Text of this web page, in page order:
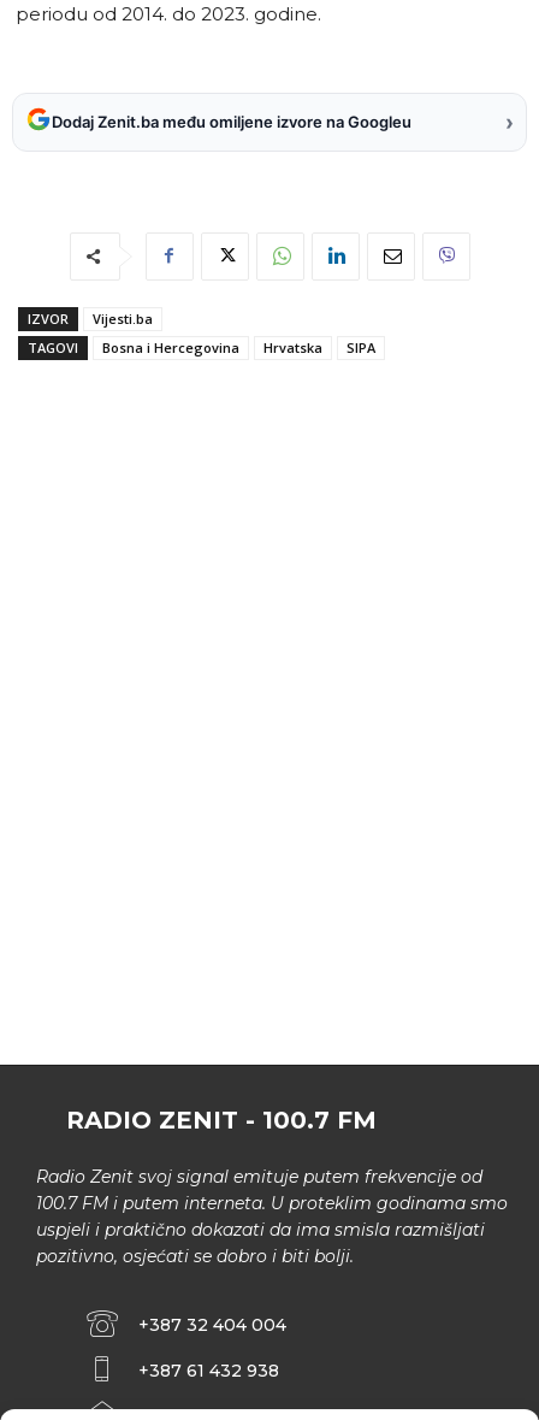
periodu od 2014. do 2023. godine.
Dodaj Zenit.ba među omiljene izvore na Googleu ›
IZVOR
Vijesti.ba
TAGOVI
Bosna i Hercegovina Hrvatska SIPA
RADIO ZENIT - 100.7 FM
Radio Zenit svoj signal emituje putem frekvencije od
100.7 FM i putem interneta. U proteklim godinama smo
uspjeli i praktično dokazati da ima smisla razmišljati
pozitivno, osjećati se dobro i biti bolji.
+387 32 404 004
+387 61 432 938